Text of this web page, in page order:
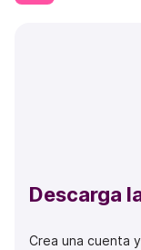
Descarga
Crea una cuenta